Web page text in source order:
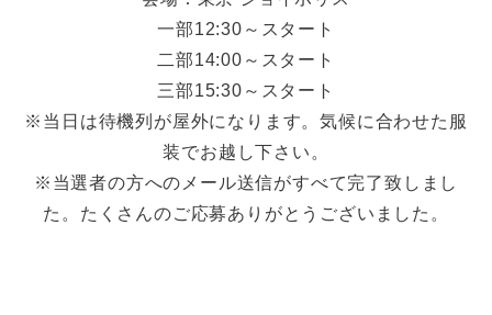
一部12:30～スタート
二部14:00～スタート
三部15:30～スタート
※当日は待機列が屋外になります。気候に合わせた服
装でお越し下さい。
※当選者の方へのメール送信がすべて完了致しまし
た。たくさんのご応募ありがとうございました。